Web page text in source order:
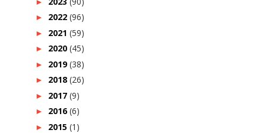
► 2022 (96)
► 2021 (59)
► 2020 (45)
► 2019(38)
► 2018 (26)
► 2017 (9)
► 2016(6)
► 2015 (1)